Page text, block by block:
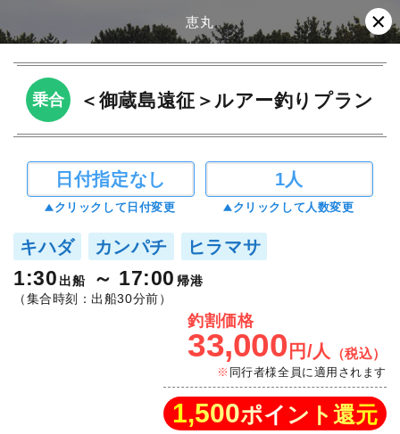
恵丸
乗合 ＜御蔵島遠征＞ルアー釣りプラン
日付指定なし
クリックして日付変更
1人
クリックして人数変更
キハダ カンパチ ヒラマサ
1:30 出船 17:00 帰港
（集合時刻：出船30分前）
釣割価格
33,000 円/人 （税込）
同行者様全員に適用されます
1,500ポイント還元